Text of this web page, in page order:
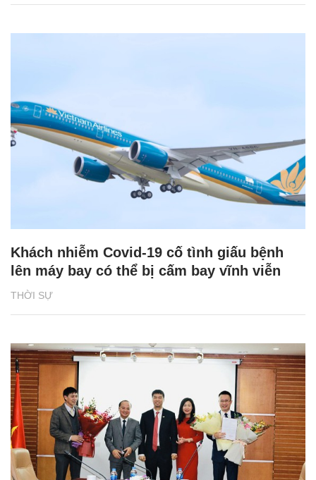
THỜI SỰ
Khách nhiễm Covid-19 cố tình giấu bệnh
lên máy bay có thể bị cấm bay vĩnh viễn